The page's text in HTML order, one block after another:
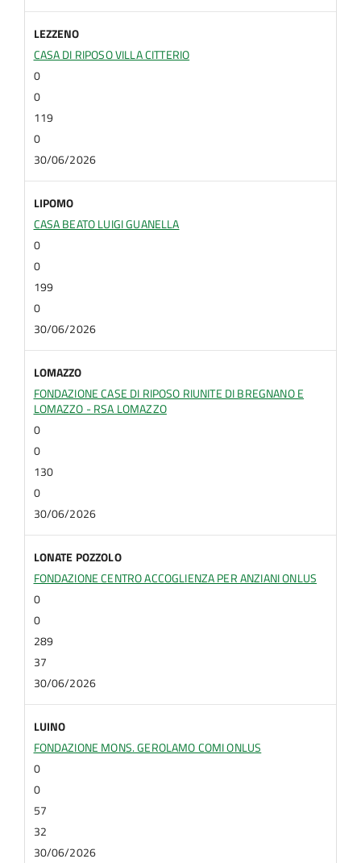
LEZZENO
CASA DI RIPOSO VILLA CITTERIO
0
0
119
0
30/06/2026
LIPOMO
CASA BEATO LUIGI GUANELLA
0
0
199
0
30/06/2026
LOMAZZO
FONDAZIONE CASE DI RIPOSO RIUNITE DI BREGNANO E
LOMAZZO - RSA LOMAZZO
0
0
130
0
30/06/2026
LONATE POZZOLO
FONDAZIONE CENTRO ACCOGLIENZA PER ANZIANI ONLUS
0
0
289
37
30/06/2026
LUINO
FONDAZIONE MONS. GEROLAMO COMI ONLUS
0
0
57
32
30/06/2026